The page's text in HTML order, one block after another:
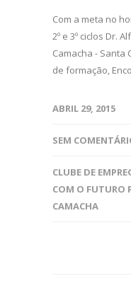
Com a meta no
2º e 3º ciclos Dr.
Camacha - Santa
de formação,
ABRIL 29, 2015
SEM
CLUBE DE
COM O FUTURO
CAMACHA